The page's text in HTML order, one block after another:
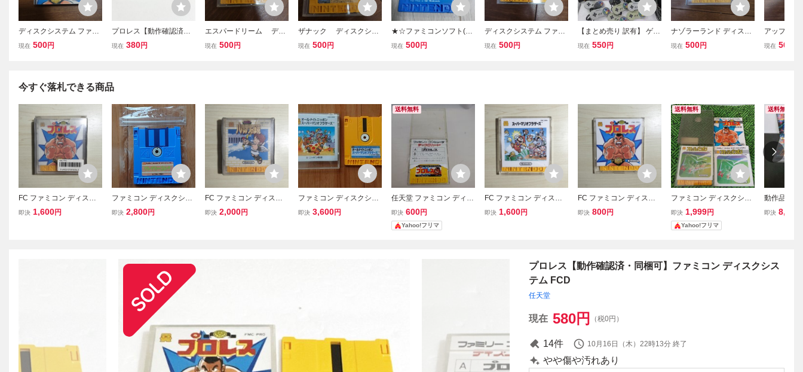
ディスクシステム ファミ
コン プロレス ファミコン
現在 500円
プロレス【動作確認済・
同梱可】ファミコン ディ
現在 380円
エスパードリーム ディ
スクシステム ディスクカ
現在 500円
ザナック ディスクシス
テム ファミコンディスク
現在 500円
★☆ファミコンソフト(デ
ィスクシステム) ファミ
現在 500円
ディスクシステム ファミ
コン ディスクカード バ
現在 500円
【まとめ売り 訳有】 ゲー
ム スーパーファミコン フ
現在 550円
ナゾラーランド ディスク
システム ファミコン ディ
現在 500円
アップルタ
スクシステ
現在 500
今すぐ落札できる商品
FC ファミコン ディスク
システム ディスクカード
即決 1,600円
ファミコン ディスクシス
テム
即決 2,800円
FC ファミコン ディスク
システム ディスクカード
即決 2,000円
ファミコン ディスクシス
テム
即決 3,600円
送料無料
任天堂 ファミコン ディス
クシステム プロレス＋バ
レーボール
即決 600円
Yahoo!フリマ
FC ファミコン ディスク
システム ディスクカード
即決 1,600円
FC ファミコン ディスク
システム ディスクカード
即決 800円
送料無料
ファミコン ディスクシス
テム プロレス スマッシュ
ピンポン ソフト
即決 1,999円
Yahoo!フリマ
送料無料
動作品
ア プロジ
即決 8,700
プロレス【動作確認済・同梱可】ファミコン ディスクシス
テム FCD
任天堂
現在 580円 （税0円）
14件 10月16日（木）22時13分 終了
やや傷や汚れあり